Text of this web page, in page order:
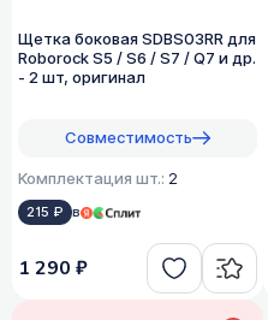
Щетка боковая SDBS03RR для
Roborock S5 / S6 / S7 / Q7 и др.
- 2 шт, оригинал
Совместимость
Комплектация шт.: 2
215 ₽ в
1 290 ₽